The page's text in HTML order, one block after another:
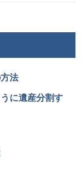
法
に遺産分割す